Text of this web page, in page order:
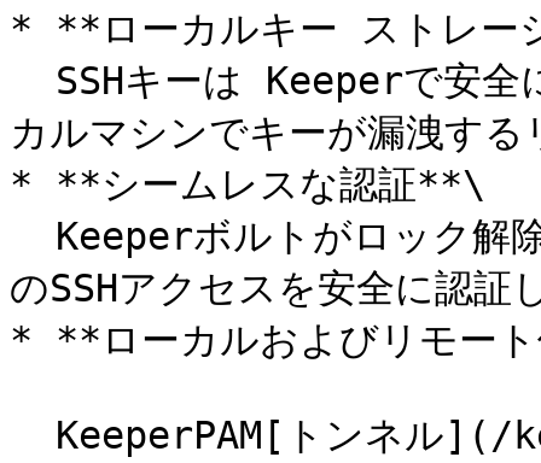
* **ローカルキー ストレー
カルマシンでキーが漏洩す
* **シームレスな認証**\
のSSHアクセスを安全に認証
* **ローカルおよびリモー